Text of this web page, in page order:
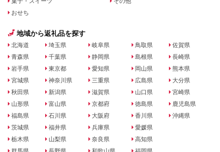
おせち
地域から返礼品を探す
北海道
青森県
岩手県
宮城県
秋田県
山形県
福島県
茨城県
栃木県
埼玉県
千葉県
東京都
神奈川県
新潟県
富山県
石川県
福井県
山梨県
岐阜県
静岡県
愛知県
三重県
滋賀県
京都府
大阪府
兵庫県
奈良県
鳥取県
島根県
岡山県
広島県
山口県
徳島県
香川県
愛媛県
高知県
佐賀県
長崎県
熊本県
大分県
宮崎県
鹿児島県
沖縄県